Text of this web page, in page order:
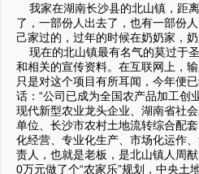
我家在湖南长沙县的北山镇，距
了，一部份人出去了，也有一部份
己家过的，过年的时候在奶奶家，
现在的北山镇最有名气的莫过于
和相关的宣传资料。在互联网上，
只是对这个项目有所耳闻，今年便
话：“公司已成为全国农产品加工创
现代新型农业龙头企业、湖南省社
单位、长沙市农村土地流转综合配
化经营、专业化生产、市场化运作
责人，也就是老板，是北山镇人周
0万元做了个“农家乐”规划，中央土